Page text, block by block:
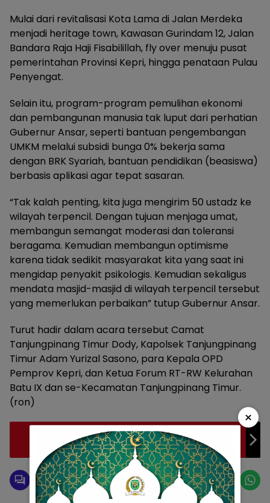
Mulai dari revitalisasi Kota Lama di Jalan Merdeka
menjadi heritage town, Kawasan Gurindam 12, Jalan
Bandara Raja Haji Fisabilillah, fly over menuju pusat
pemerintahan Provinsi Kepri, hingga penataan Pulau
Penyengat.
Selain itu, program-program pemulihan ekonomi
dan pembangunan manusia tak luput dari perhatian
Gubernur Ansar, seperti bantuan pengembangan
UMKM melalui subsidi bunga 0% bekerja sama
dengan BRK Syariah, bantuan pendidikan (beasiswa)
berbasis aplikasi agar tepat sasaran.
“Tak kalah penting, kita juga mengirim 50 ustadz ke
wilayah terpencil. Dengan tujuan menjaga umat,
membangun semangat moderasi dan toleransi
beragama. Kemudian membangun optimisme
karena tidak sedikit masyarakat kita yang saat ini
mengidap penyakit psikologis. Kemudian sekaligus
mendata masjid-masjid di wilayah terpencil tersebut
yang memerlukan perbaikan” tutup Gubernur Ansar.
Turut hadir dalam acara tersebut Camat
Tanjungpinang Timur Dody, Kapolsek Tanjungpinang
Timur Adam Yurizal Sasono, para Kepala OPD
Pemprov Kepri, dan Ketua Forum RT-RW Kelurahan
Batu IX dan se-Kecamatan Tanjungpinang Timur.
(ron)
Gubernur Kepri Mulai Pembangunan Rumah
Sakit Pembantu TNI AD Batam
×